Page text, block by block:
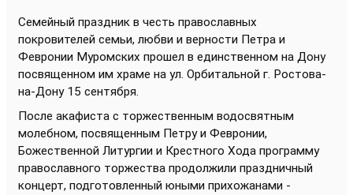
Семейный праздник в честь православных
покровителей семьи, любви и верности Петра и
Февронии Муромских прошел в единственном на Дону
посвященном им храме на ул. Орбитальной г. Ростова-
на-Дону 15 сентября.
После акафиста с торжественным водосвятным
молебном, посвященным Петру и Февронии,
Божественной Литургии и Крестного Хода программу
православного торжества продолжили праздничный
концерт, подготовленный юными прихожанами -